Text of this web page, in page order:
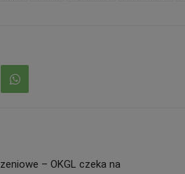
– OKGL czeka na